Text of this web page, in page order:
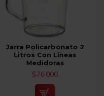
Jarra Policarbonato 2
Litros Con Líneas
Medidoras
$76,000